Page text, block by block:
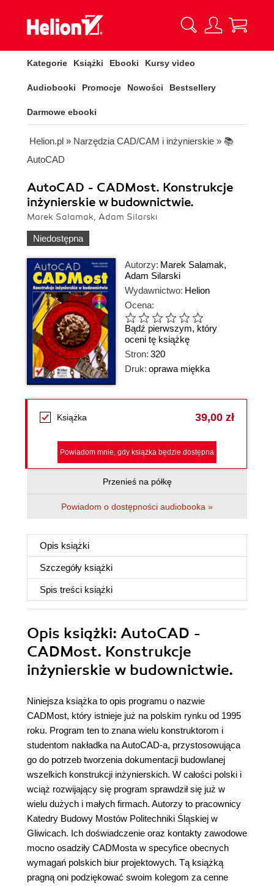
Kategorie Książki Ebooki Kursy video
Audiobooki Promocje Nowości Bestsellery
Darmowe ebooki
Helion.pl » Narzędzia CAD/CAM i inżynierskie » 📚
AutoCAD
AutoCAD - CADMost. Konstrukcje
inżynierskie w budownictwie.
Marek Salamak, Adam Silarski
Niedostępna
Autorzy: Marek Salamak,
Adam Silarski
Wydawnictwo: Helion
Ocena:
Bądź pierwszym, który
oceni tę książkę
Stron: 320
Druk: oprawa miękka
Książka 39,00 zł
Powiadom mnie, gdy książka będzie dostępna
Przenieś na półkę
Powiadom o dostępności audiobooka »
Opis książki
Szczegóły książki
Spis treści książki
Opis książki: AutoCAD -
CADMost. Konstrukcje
inżynierskie w budownictwie.
Niniejsza książka to opis programu o nazwie
CADMost, który istnieje już na polskim rynku od 1995
roku. Program ten to znana wielu konstruktorom i
studentom nakładka na AutoCAD-a, przystosowująca
go do potrzeb tworzenia dokumentacji budowlanej
wszelkich konstrukcji inżynierskich. W całości polski i
wciąż rozwijający się program sprawdził się już w
wielu dużych i małych firmach. Autorzy to pracownicy
Katedry Budowy Mostów Politechniki Śląskiej w
Gliwicach. Ich doświadczenie oraz kontakty zawodowe
mocno osadziły CADMosta w specyfice obecnych
wymagań polskich biur projektowych. Tą książką
pragną oni podziękować swoim kolegom za cenne